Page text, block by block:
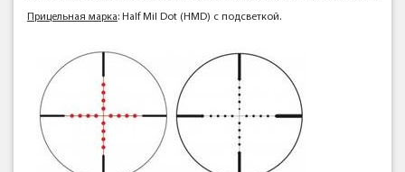
Прицельная марка: Half Mil Dot (НМD) с подсветкой.